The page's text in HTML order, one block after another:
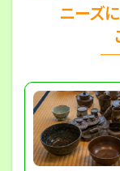
ニーズ